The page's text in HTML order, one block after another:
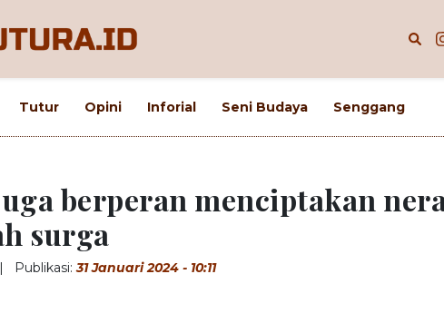
Tutur Opini Inforial Seni Budaya Senggang
berperan menciptakan
surga
| Publikasi:31 Januari 2024 - 10:11